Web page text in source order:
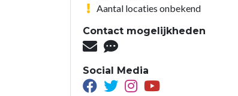
Aantal locaties onbekend
Contact mogelijkheden
Social Media